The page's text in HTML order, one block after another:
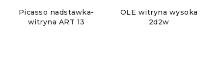
Picasso nadstawka-
witryna ART 13
OLE witryna wysoka
2d2w